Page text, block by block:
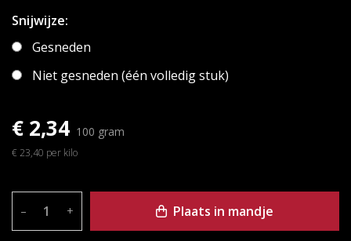
Snijwijze:
Gesneden
Niet gesneden (één volledig stuk)
€ 2,34 100 gram
€ 23,40 per kilo
– + Plaats in mandje